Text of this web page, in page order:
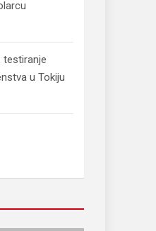
testiranje
u Tokiju